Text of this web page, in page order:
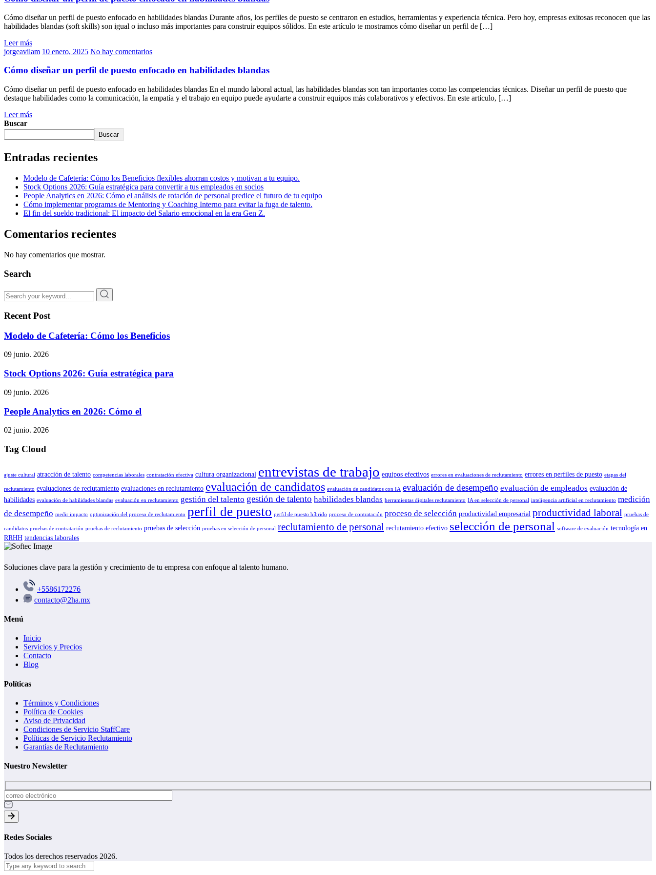
Cómo diseñar un perfil de puesto enfocado en habilidades blandas Durante años, los perfiles de puesto se centraron en estudios, herramientas y experiencia técnica. Pero hoy, empresas exitosas reconocen que las
habilidades blandas (soft skills) son igual o incluso más importantes para construir equipos sólidos. En este artículo te mostramos cómo diseñar un perfil de […]
Leer más
jorgeavilam 10 enero, 2025 No hay comentarios
Cómo diseñar un perfil de puesto enfocado en habilidades blandas
Cómo diseñar un perfil de puesto enfocado en habilidades blandas En el mundo laboral actual, las habilidades blandas son tan importantes como las competencias técnicas. Diseñar un perfil de puesto que
destaque habilidades como la comunicación, la empatía y el trabajo en equipo puede ayudarte a construir equipos más colaborativos y efectivos. En este artículo, […]
Leer más
Buscar
Buscar
Entradas recientes
Modelo de Cafetería: Cómo los Beneficios flexibles ahorran costos y motivan a tu equipo.
Stock Options 2026: Guía estratégica para convertir a tus empleados en socios
People Analytics en 2026: Cómo el análisis de rotación de personal predice el futuro de tu equipo
Cómo implementar programas de Mentoring y Coaching Interno para evitar la fuga de talento.
El fin del sueldo tradicional: El impacto del Salario emocional en la era Gen Z.
Comentarios recientes
No hay comentarios que mostrar.
Search
Recent Post
Modelo de Cafetería: Cómo los Beneficios
09 junio. 2026
Stock Options 2026: Guía estratégica para
09 junio. 2026
People Analytics en 2026: Cómo el
02 junio. 2026
Tag Cloud
ajuste cultural atracción de talento competencias laborales contratación efectiva cultura organizacional entrevistas de trabajo equipos efectivos errores en evaluaciones de reclutamiento errores en perfiles de puesto etapas del
reclutamiento evaluaciones de reclutamiento evaluaciones en reclutamiento evaluación de candidatos evaluación de candidatos con IA evaluación de desempeño evaluación de empleados evaluación de
habilidades evaluación de habilidades blandas evaluación en reclutamiento gestión del talento gestión de talento habilidades blandas herramientas digitales reclutamiento IA en selección de personal inteligencia artificial en reclutamiento medición
de desempeño medir impacto optimización del proceso de reclutamiento perfil de puesto perfil de puesto híbrido proceso de contratación proceso de selección productividad empresarial productividad laboral pruebas de
candidatos pruebas de contratación pruebas de reclutamiento pruebas de selección pruebas en selección de personal reclutamiento de personal reclutamiento efectivo selección de personal software de evaluación tecnología en
RRHH tendencias laborales
Soluciones clave para la gestión y crecimiento de tu empresa con enfoque al talento humano.
+5586172276
contacto@2ha.mx
Menú
Inicio
Servicios y Precios
Contacto
Blog
Políticas
Términos y Condiciones
Política de Cookies
Aviso de Privacidad
Condiciones de Servicio StaffCare
Políticas de Servicio Reclutamiento
Garantías de Reclutamiento
Nuestro Newsletter
Redes Sociales
Todos los derechos reservados 2026.